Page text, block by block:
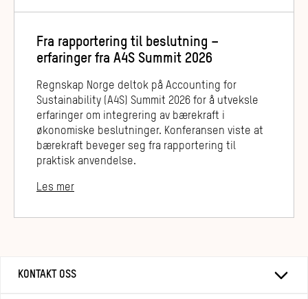
Fra rapportering til beslutning –
erfaringer fra A4S Summit 2026
Regnskap Norge deltok på Accounting for
Sustainability (A4S) Summit 2026 for å utveksle
erfaringer om integrering av bærekraft i
økonomiske beslutninger. Konferansen viste at
bærekraft beveger seg fra rapportering til
praktisk anvendelse.
Les mer
KONTAKT OSS